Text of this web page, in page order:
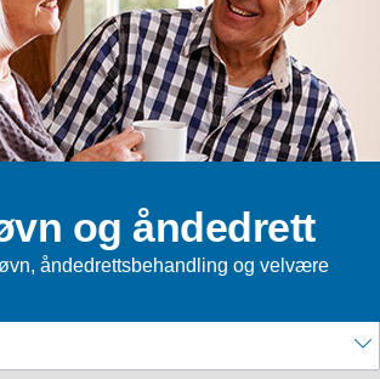
og åndedrett
åndedrettsbehandling og velvære